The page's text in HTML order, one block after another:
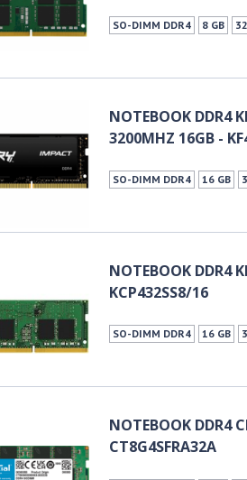
SO-DIMM DDR4 8 GB
NOTEBOOK DDR4
3200MHZ 16GB -
SO-DIMM DDR4 16 GB
NOTEBOOK DDR4
KCP432SS8/16
SO-DIMM DDR4 16 GB
NOTEBOOK DDR4
CT8G4SFRA32A